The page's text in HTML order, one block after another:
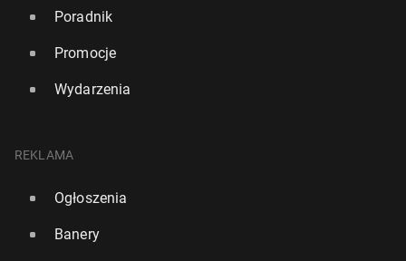
Poradnik
Promocje
Wydarzenia
REKLAMA
Ogłoszenia
Banery